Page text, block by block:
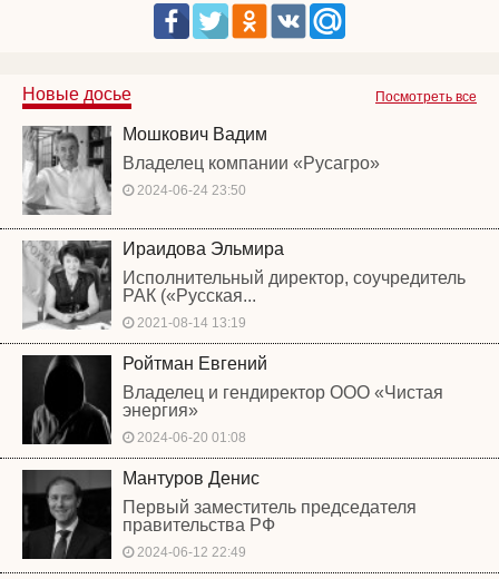
Посмотреть все
Новые досье
Мошкович Вадим
Владелец компании «Русагро»
2024-06-24 23:50
Ираидова Эльмира
Исполнительный директор, соучредитель
РАК («Русская...
2021-08-14 13:19
Ройтман Евгений
Владелец и гендиректор ООО «Чистая
энергия»
2024-06-20 01:08
Мантуров Денис
Первый заместитель председателя
правительства РФ
2024-06-12 22:49